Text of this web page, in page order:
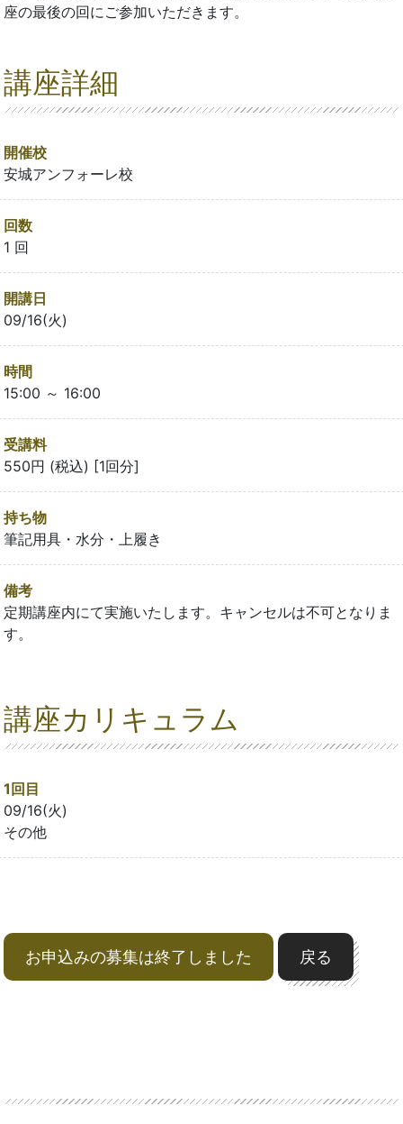
座の最後の回にご参加いただきます。
講座詳細
開催校
安城アンフォーレ校
回数
1 回
開講日
09/16(火)
時間
15:00 ～ 16:00
受講料
550円 (税込) [1回分]
持ち物
筆記用具・水分・上履き
備考
定期講座内にて実施いたします。キャンセルは不可となりま
す。
講座カリキュラム
1回目
09/16(火)
その他
お申込みの募集は終了しました 戻る